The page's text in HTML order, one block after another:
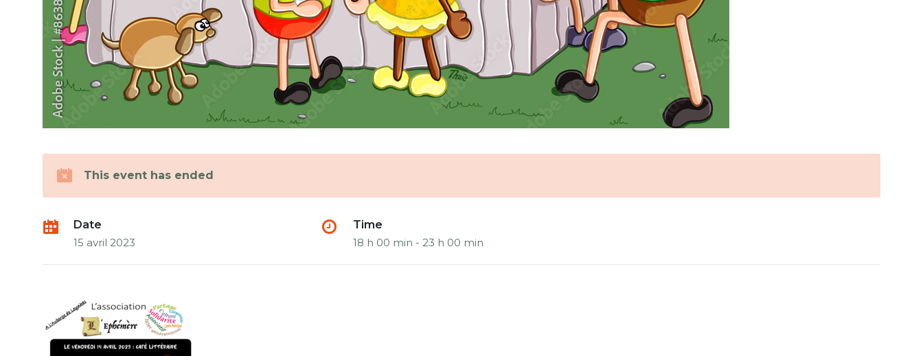
This event has ended
Date
15 avril 2023
Time
18 h 00 min - 23 h 00 min